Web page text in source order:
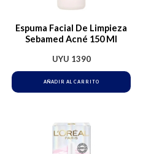
Espuma Facial De Limpieza
Sebamed Acné 150 Ml
UYU 1390
AÑADIR AL CARRITO